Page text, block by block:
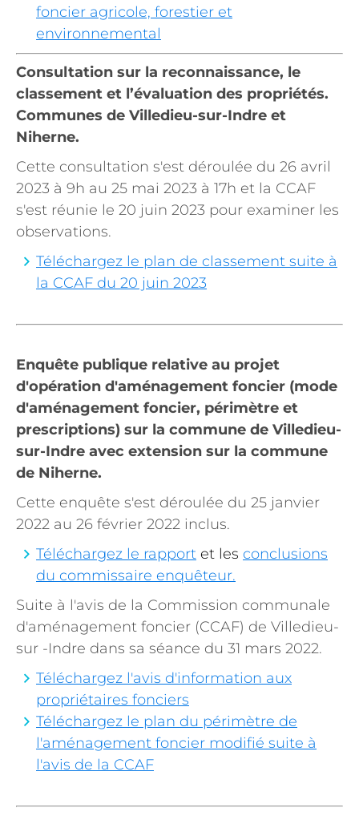
foncier agricole, forestier et
environnemental
Consultation sur la reconnaissance, le
classement et l’évaluation des propriétés.
Communes de Villedieu-sur-Indre et
Niherne.
Cette consultation s'est déroulée du 26 avril
2023 à 9h au 25 mai 2023 à 17h et la CCAF
s'est réunie le 20 juin 2023 pour examiner les
observations.
Téléchargez le plan de classement suite à
la CCAF du 20 juin 2023
Enquête publique relative au projet
d'opération d'aménagement foncier (mode
d'aménagement foncier, périmètre et
prescriptions) sur la commune de Villedieu-
sur-Indre avec extension sur la commune
de Niherne.
Cette enquête s'est déroulée du 25 janvier
2022 au 26 février 2022 inclus.
Téléchargez le rapport et les conclusions
du commissaire enquêteur.
Suite à l'avis de la Commission communale
d'aménagement foncier (CCAF) de Villedieu-
sur -Indre dans sa séance du 31 mars 2022.
Téléchargez l'avis d'information aux
propriétaires fonciers
Téléchargez le plan du périmètre de
l'aménagement foncier modifié suite à
l'avis de la CCAF